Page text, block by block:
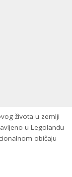
života u zemlji
u Legolandu
običaju